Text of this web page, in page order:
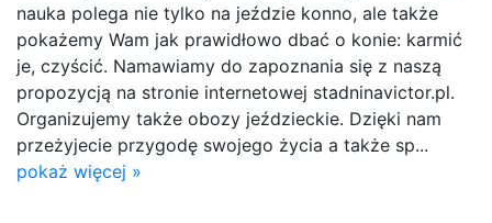
nauka polega nie tylko na jeździe konno, ale także
pokażemy Wam jak prawidłowo dbać o konie: karmić
je, czyścić. Namawiamy do zapoznania się z naszą
propozycją na stronie internetowej stadninavictor.pl.
Organizujemy także obozy jeździeckie. Dzięki nam
przeżyjecie przygodę swojego życia a także sp...
pokaż więcej »